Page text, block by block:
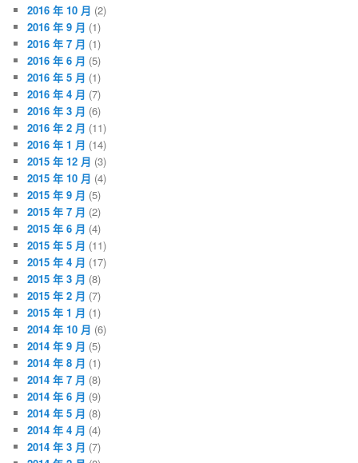
2016 年 10 月 (2)
2016 年 9 月 (1)
2016 年 7 月 (1)
2016 年 6 月 (5)
2016 年 5 月 (1)
2016 年 4 月 (7)
2016 年 3 月 (6)
2016 年 2 月 (11)
2016 年 1 月 (14)
2015 年 12 月 (3)
2015 年 10 月 (4)
2015 年 9 月 (5)
2015 年 7 月 (2)
2015 年 6 月 (4)
2015 年 5 月 (11)
2015 年 4 月 (17)
2015 年 3 月 (8)
2015 年 2 月 (7)
2015 年 1 月 (1)
2014 年 10 月 (6)
2014 年 9 月 (5)
2014 年 8 月 (1)
2014 年 7 月 (8)
2014 年 6 月 (9)
2014 年 5 月 (8)
2014 年 4 月 (4)
2014 年 3 月 (7)